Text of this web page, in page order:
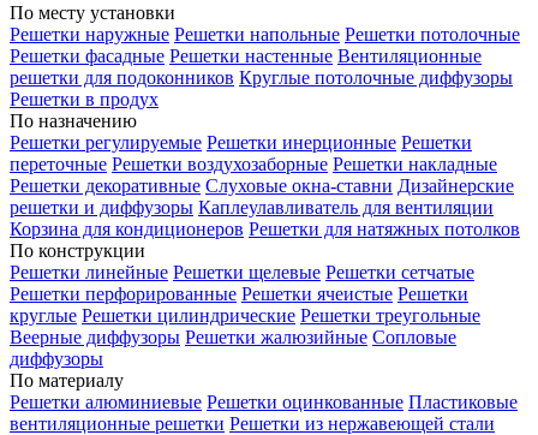
По месту установки
Решетки наружные Решетки напольные Решетки потолочные
Решетки фасадные Решетки настенные Вентиляционные
решетки для подоконников Круглые потолочные диффузоры
Решетки в продух
По назначению
Решетки регулируемые Решетки инерционные Решетки
переточные Решетки воздухозаборные Решетки накладные
Решетки декоративные Слуховые окна-ставни Дизайнерские
решетки и диффузоры Каплеулавливатель для вентиляции
Корзина для кондиционеров Решетки для натяжных потолков
По конструкции
Решетки линейные Решетки щелевые Решетки сетчатые
Решетки перфорированные Решетки ячеистые Решетки
круглые Решетки цилиндрические Решетки треугольные
Веерные диффузоры Решетки жалюзийные Сопловые
диффузоры
По материалу
Решетки алюминиевые Решетки оцинкованные Пластиковые
вентиляционные решетки Решетки из нержавеющей стали